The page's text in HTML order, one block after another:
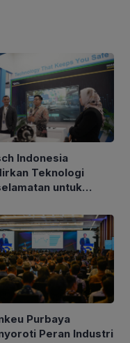
Indonesia
Teknologi
untuk
Purbaya
Peran Industri